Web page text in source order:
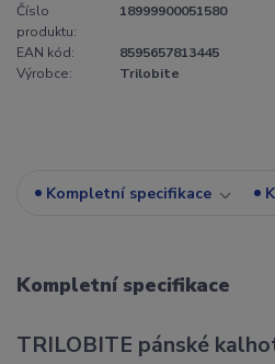
Číslo
produktu:
18999900051580
EAN kód:
8595657813445
Výrobce:
Trilobite
Kompletní specifikace
Kompletní specifikace
TRILOBITE pánské